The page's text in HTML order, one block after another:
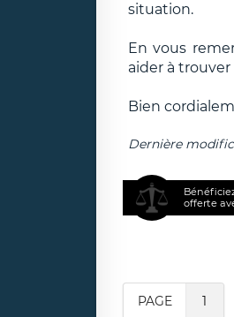
situation.
En vous
aider à trouver
Bien
Dernière
offerte
PAGE 1